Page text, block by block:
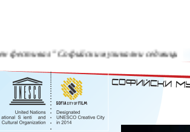
"Софийски музикални седмици" - 23